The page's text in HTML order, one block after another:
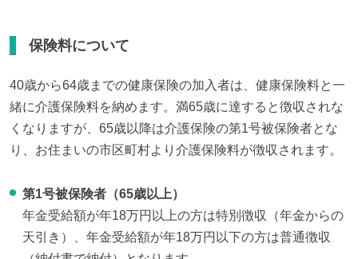
保険料について
40歳から64歳までの健康保険の加入者は、健康保険料と一
緒に介護保険料を納めます。満65歳に達すると徴収されな
くなりますが、65歳以降は介護保険の第1号被保険者とな
り、お住まいの市区町村より介護保険料が徴収されます。
第1号被保険者（65歳以上）
年金受給額が年18万円以上の方は特別徴収（年金からの
天引き）、年金受給額が年18万円以下の方は普通徴収